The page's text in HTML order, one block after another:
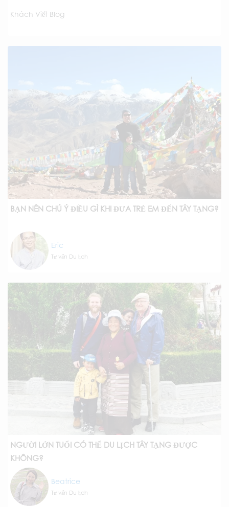
Khách Viết Blog
BẠN NÊN CHÚ Ý ĐIỀU GÌ KHI ĐƯA TRẺ EM ĐẾN TÂY TẠNG?
Eric
Tư vấn Du lịch
NGƯỜI LỚN TUỔI CÓ THỂ DU LỊCH TÂY TẠNG ĐƯỢC
KHÔNG?
Beatrice
Tư vấn Du lịch